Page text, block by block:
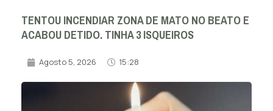
TENTOU INCENDIAR ZONA DE MATO NO BEATO E
ACABOU DETIDO. TINHA 3 ISQUEIROS
Agosto 5, 2026 15:28